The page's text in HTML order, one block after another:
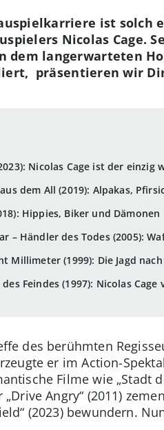
Nicolas Cage ist der einzig
dem All (2019): Alpakas,
Hippies, Biker und Dämonen
– Händler des Todes (2005):
Millimeter (1999): Die Jagd
Feindes (1997): Nicolas Cage
ist solch
Nicolas Cage.
dem langerwarteten
präsentieren wir Dir
des berühmten
er im Action-
Filme wie „Stadt
„Drive Angry“ (2011)
(2023) bewundern.